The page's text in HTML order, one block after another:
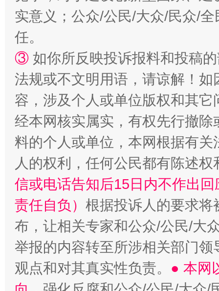
实意义；公众/公民/大众/民众/
任。
③ 如你所反映投诉报料和投稿
法规或不文明用语，请谅解！
容，涉及个人或单位版权和其它
经本网核实属实，有权先行撤
料的个人或单位，本网根据有
人的权利，任何公民都有陈述
信或电话告知后15日内不作出
责任自负） 根据投诉人的要求将
布，让相关专家和公众/公民/大
举报的内容转至所涉相关部门
观点和对其真实性负责。 ● 本网